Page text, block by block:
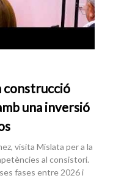
construcció
una inversió
visita Mislata per a la
al consistori.
fases entre 2026 i